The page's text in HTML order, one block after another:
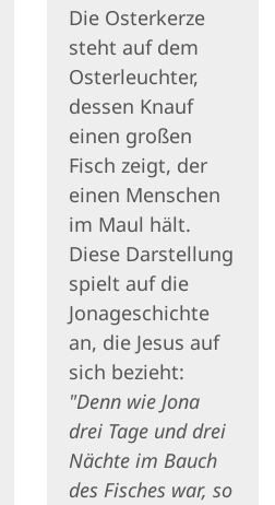
Die Osterkerze
steht auf dem
Osterleuchter,
dessen Knauf
einen großen
Fisch zeigt, der
einen Menschen
im Maul hält.
Diese Darstellung
spielt auf die
Jonageschichte
an, die Jesus auf
sich bezieht:
"Denn wie Jona
drei Tage und drei
Nächte im Bauch
des Fisches war, so